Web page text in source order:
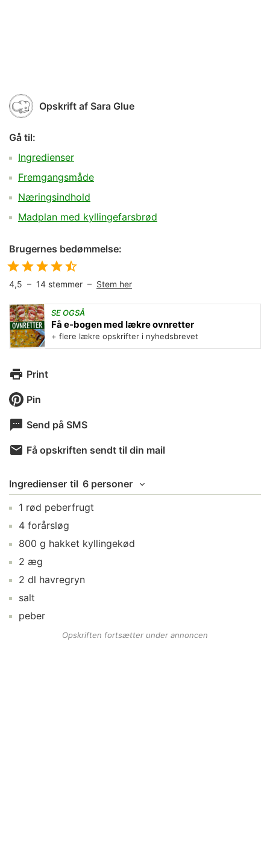
Opskrift af Sara Glue
Gå til:
Ingredienser
Fremgangsmåde
Næringsindhold
Madplan med kyllingefarsbrød
Brugernes bedømmelse:
4,5 – 14 stemmer – Stem her
SE OGSÅ
Få e-bogen med lækre ovnretter
+ flere lækre opskrifter i nyhedsbrevet
Print
Pin
Send på SMS
Få opskriften sendt til din mail
Ingredienser til 6 personer
1 rød peberfrugt
4 forårsløg
800 g hakket kyllingekød
2 æg
2 dl havregryn
salt
peber
Opskriften fortsætter under annoncen